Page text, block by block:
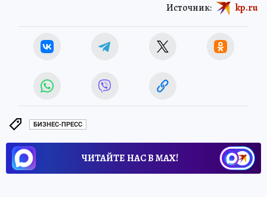
Источник: kp.ru
БИЗНЕС-ПРЕСС
ЧИТАЙТЕ НАС В МАХ!